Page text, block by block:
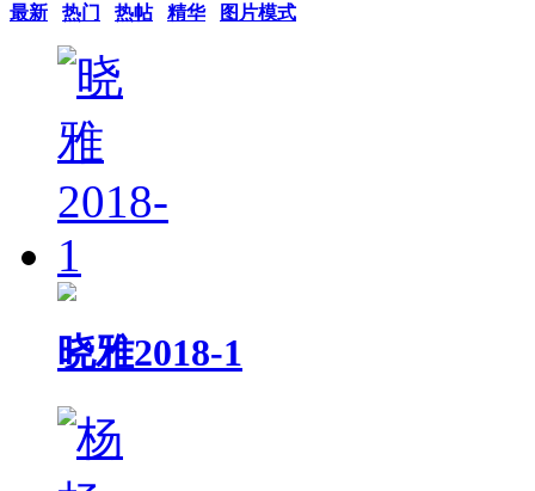
最新
热门 热帖 精华 图片模式
晓雅2018-1